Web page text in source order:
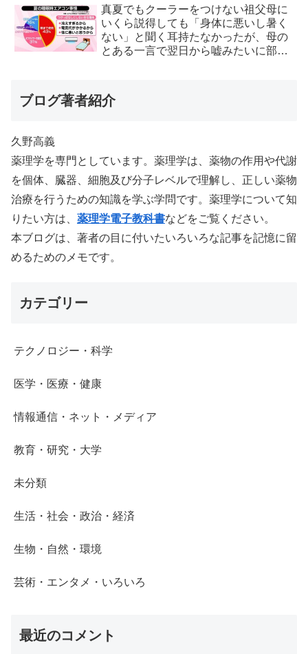
真夏でもクーラーをつけない祖父母に
いくら説得しても「身体に悪いし暑く
ない」と聞く耳持たなかったが、母の
とある一言で翌日から嘘みたいに部屋
ブログ著者紹介
久野高義
薬理学を専門としています。薬理学は、薬物の作用や代謝
を個体、臓器、細胞及び分子レベルで理解し、正しい薬物
治療を行うための知識を学ぶ学問です。薬理学について知
りたい方は、 薬理学電子教科書などをご覧ください。
本ブログは、著者の目に付いたいろいろな記事を記憶に留
めるためのメモです。
カテゴリー
テクノロジー・科学
医学・医療・健康
情報通信・ネット・メディア
教育・研究・大学
未分類
生活・社会・政治・経済
生物・自然・環境
芸術・エンタメ・いろいろ
最近のコメント